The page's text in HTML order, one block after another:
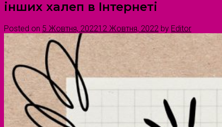
інших халеп в Інтернеті
Posted on 5 Жовтня, 202212 Жовтня, 2022 by Editor